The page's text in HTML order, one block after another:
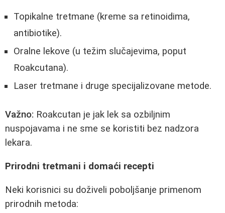
Topikalne tretmane (kreme sa retinoidima,
antibiotike).
Oralne lekove (u težim slučajevima, poput
Roakcutana).
Laser tretmane i druge specijalizovane metode.
Važno: Roakcutan je jak lek sa ozbiljnim
nuspojavama i ne sme se koristiti bez nadzora
lekara.
Prirodni tretmani i domaći recepti
Neki korisnici su doživeli poboljšanje primenom
prirodnih metoda: